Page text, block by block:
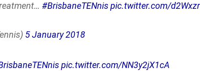
#BrisbaneTENnispic.twitter.com/
5 January 2018
pic.twitter.com/NN3y2jX1cA